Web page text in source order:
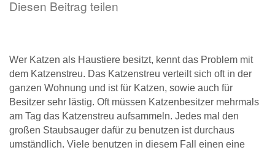
Diesen Beitrag teilen
Wer Katzen als Haustiere besitzt, kennt das Problem mit
dem Katzenstreu. Das Katzenstreu verteilt sich oft in der
ganzen Wohnung und ist für Katzen, sowie auch für
Besitzer sehr lästig. Oft müssen Katzenbesitzer mehrmals
am Tag das Katzenstreu aufsammeln. Jedes mal den
großen Staubsauger dafür zu benutzen ist durchaus
umständlich. Viele benutzen in diesem Fall einen eine